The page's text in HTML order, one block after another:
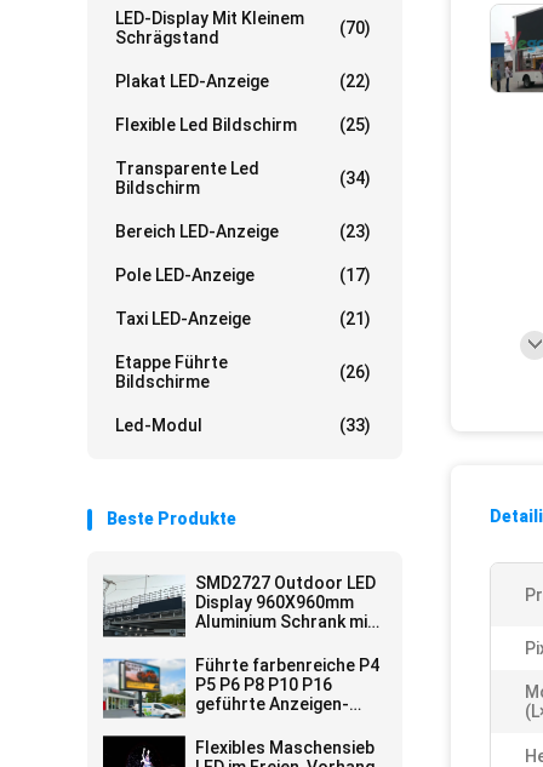
LED-Display Mit Kleinem
Schrägstand
(70)
Plakat LED-Anzeige (22)
Flexible Led Bildschirm (25)
Transparente Led
Bildschirm
(34)
Bereich LED-Anzeige (23)
Pole LED-Anzeige (17)
Taxi LED-Anzeige (21)
Etappe Führte
Bildschirme
(26)
Led-Modul (33)
Beste Produkte
SMD2727 Outdoor LED
Display 960X960mm
Aluminium Schrank mit
Führte farbenreiche P4
P5 P6 P8 P10 P16
geführte Anzeigen-
Freien Schirm-
Stadiums-Schirm-
Flexibles Maschensieb